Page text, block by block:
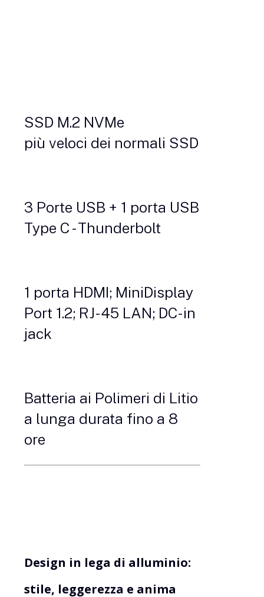
SSD M.2 NVMe
più veloci dei normali SSD
3 Porte USB + 1 porta USB
Type C - Thunderbolt
1 porta HDMI; MiniDisplay
Port 1.2; RJ-45 LAN; DC-in
jack
Batteria ai Polimeri di Litio
a lunga durata fino a 8
ore
Design in lega di alluminio:
stile, leggerezza e anima